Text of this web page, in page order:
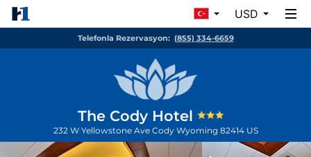
USD
Telefonla Rezervasyon: (855) 334-6659
The Cody Hotel
232 W Yellowstone Ave Cody Wyoming 82414 US